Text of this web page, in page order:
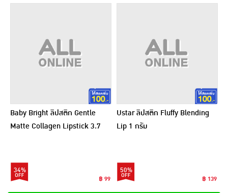
Baby Bright ลิปสติก Gentle
Matte Collagen Lipstick 3.7
34%
฿ 99
Ustar ลิปสติก Fluffy Blending
Lip 1 กรัม
50%
฿ 139